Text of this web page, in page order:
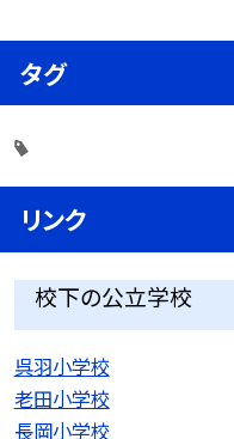
タグ
リンク
校下の公立学校
呉羽小学校
老田小学校
長岡小学校